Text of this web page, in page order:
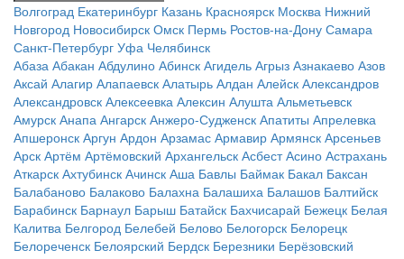
Волгоград Екатеринбург Казань Красноярск Москва Нижний
Новгород Новосибирск Омск Пермь Ростов-на-Дону Самара
Санкт-Петербург Уфа Челябинск
Абаза Абакан Абдулино Абинск Агидель Агрыз Азнакаево Азов
Аксай Алагир Алапаевск Алатырь Алдан Алейск Александров
Александровск Алексеевка Алексин Алушта Альметьевск
Амурск Анапа Ангарск Анжеро-Судженск Апатиты Апрелевка
Апшеронск Аргун Ардон Арзамас Армавир Армянск Арсеньев
Арск Артём Артёмовский Архангельск Асбест Асино Астрахань
Аткарск Ахтубинск Ачинск Аша Бавлы Баймак Бакал Баксан
Балабаново Балаково Балахна Балашиха Балашов Балтийск
Барабинск Барнаул Барыш Батайск Бахчисарай Бежецк Белая
Калитва Белгород Белебей Белово Белогорск Белорецк
Белореченск Белоярский Бердск Березники Берёзовский